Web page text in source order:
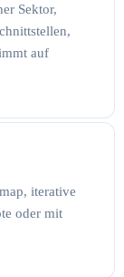
Sektor,
auf
iterative
oder mit